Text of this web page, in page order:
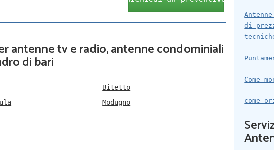
antenne tv e radio, antenne condominiali
di bari
Bitetto
Modugno
di
Come
come